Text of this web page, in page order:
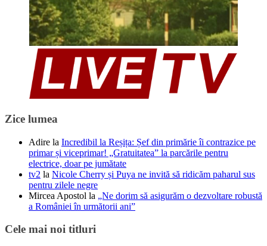
Zice lumea
Adire la Incredibil la Reșița: Șef din primărie îi contrazice pe
primar și viceprimar! „Gratuitatea” la parcările pentru
electrice, doar pe jumătate
tv2 la Nicole Cherry și Puya ne invită să ridicăm paharul sus
pentru zilele negre
Mircea Apostol la „Ne dorim să asigurăm o dezvoltare robustă
a României în următorii ani”
Cele mai noi titluri